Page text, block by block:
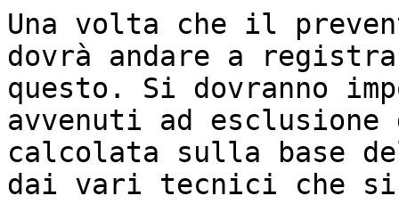
Una volta che il
dovrà andare a
questo. Si dovranno
avvenuti ad esclusione
calcolata sulla base
dai vari tecnici che si